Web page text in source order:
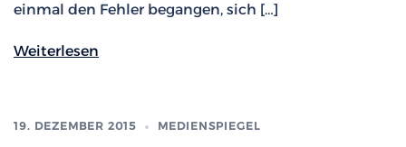
einmal den Fehler begangen, sich […]
Weiterlesen
19. DEZEMBER 2015 MEDIENSPIEGEL